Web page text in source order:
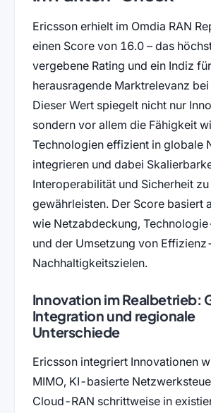
Ericsson erhielt im Omdia RAN
einen Score von 16.0 – das
vergebene Rating und ein Indiz für
herausragende Marktrelevanz
Dieser Wert spiegelt nicht nur
sondern vor allem die Fähigkeit
Technologien effizient in globale
integrieren und dabei
Interoperabilität und Sicherheit zu
gewährleisten. Der Score basiert
wie Netzabdeckung,
und der Umsetzung von
Nachhaltigkeitszielen.
Innovation im Realbetrieb:
Integration und regionale
Unterschiede
Ericsson integriert Innovationen
MIMO, KI-basierte
Cloud-RAN schrittweise in